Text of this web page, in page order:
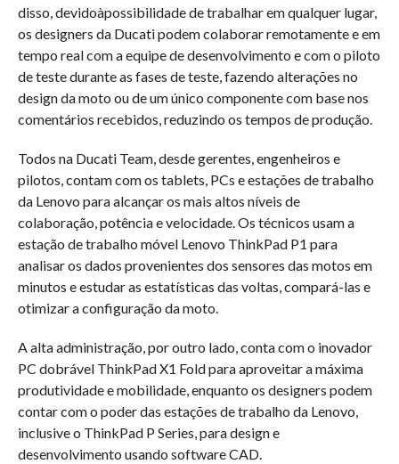
disso, devidoàpossibilidade de trabalhar em qualquer lugar,
os designers da Ducati podem colaborar remotamente e em
tempo real com a equipe de desenvolvimento e com o piloto
de teste durante as fases de teste, fazendo alterações no
design da moto ou de um único componente com base nos
comentários recebidos, reduzindo os tempos de produção.
Todos na Ducati Team, desde gerentes, engenheiros e
pilotos, contam com os tablets, PCs e estações de trabalho
da Lenovo para alcançar os mais altos níveis de
colaboração, potência e velocidade. Os técnicos usam a
estação de trabalho móvel Lenovo ThinkPad P1 para
analisar os dados provenientes dos sensores das motos em
minutos e estudar as estatísticas das voltas, compará-las e
otimizar a configuração da moto.
A alta administração, por outro lado, conta com o inovador
PC dobrável ThinkPad X1 Fold para aproveitar a máxima
produtividade e mobilidade, enquanto os designers podem
contar com o poder das estações de trabalho da Lenovo,
inclusive o ThinkPad P Series, para design e
desenvolvimento usando software CAD.